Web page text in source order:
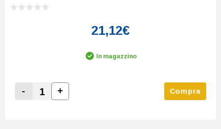
21,12€
In magazzino
Decrease Quantity:
-
Increase Quantity:
+ Compra